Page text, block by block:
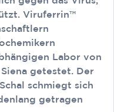
Viruferrin™
Labor von
getestet. Der
schmiegt sich
getragen